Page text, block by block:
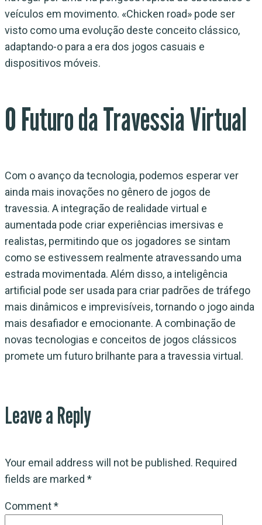
veículos em movimento. «Chicken road» pode ser
visto como uma evolução deste conceito clássico,
adaptando-o para a era dos jogos casuais e
dispositivos móveis.
O Futuro da Travessia Virtual
Com o avanço da tecnologia, podemos esperar ver
ainda mais inovações no gênero de jogos de
travessia. A integração de realidade virtual e
aumentada pode criar experiências imersivas e
realistas, permitindo que os jogadores se sintam
como se estivessem realmente atravessando uma
estrada movimentada. Além disso, a inteligência
artificial pode ser usada para criar padrões de tráfego
mais dinâmicos e imprevisíveis, tornando o jogo ainda
mais desafiador e emocionante. A combinação de
novas tecnologias e conceitos de jogos clássicos
promete um futuro brilhante para a travessia virtual.
Leave a Reply
Your email address will not be published. Required
fields are marked *
Comment*